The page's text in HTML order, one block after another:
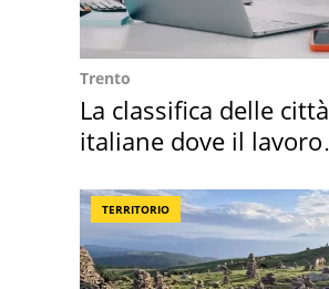
Trento
La classifica delle città
italiane dove il lavoro
TERRITORIO